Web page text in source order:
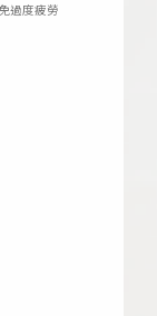
過度疲勞